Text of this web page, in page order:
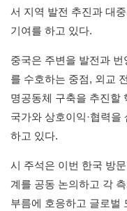
서 지역 발전 추진과 대
기여를 하고 있다.
중국은 주변을 발전과
를 수호하는 중점, 외교
명공동체 구축을 추진할
국가와 상호이익·협력을
하고 있다.
시 주석은 이번 한국 방
계를 공동 논의하고 각
부름에 호응하고 글로벌